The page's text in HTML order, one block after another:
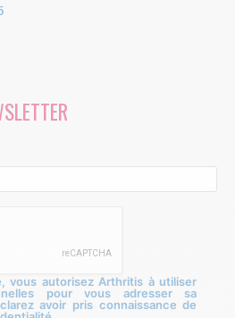
vous autorisez Arthritis à utiliser
pour vous adresser sa
avoir pris connaissance de